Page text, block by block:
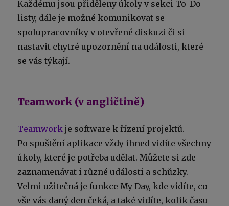
Každému jsou přiděleny úkoly v sekci To-Do
listy, dále je možné komunikovat se
spolupracovníky v otevřené diskuzi či si
nastavit chytré upozornění na události, které
se vás týkají.
Teamwork (v angličtině)
Teamwork je software k řízení projektů.
Po spuštění aplikace vždy ihned vidíte všechny
úkoly, které je potřeba udělat. Můžete si zde
zaznamenávat i různé události a schůzky.
Velmi užitečná je funkce My Day, kde vidíte, co
vše vás daný den čeká, a také vidíte, kolik času